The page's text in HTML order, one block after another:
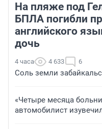
На пляже под
БПЛА погибли
английского
дочь
4 часа 4 633 6
Соль земли
«Четыре месяца
автомобилист